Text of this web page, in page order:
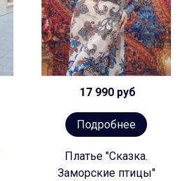
17 990 руб
Подробнее
Платье "Сказка.
Заморские птицы"